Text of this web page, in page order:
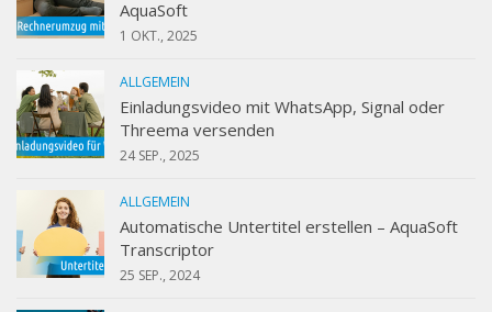
AquaSoft
1 OKT., 2025
ALLGEMEIN
Einladungsvideo mit WhatsApp, Signal oder
Threema versenden
24 SEP., 2025
ALLGEMEIN
Automatische Untertitel erstellen – AquaSoft
Transcriptor
25 SEP., 2024